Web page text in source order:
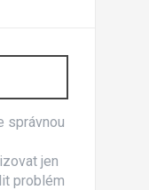
správnou
jen
problém